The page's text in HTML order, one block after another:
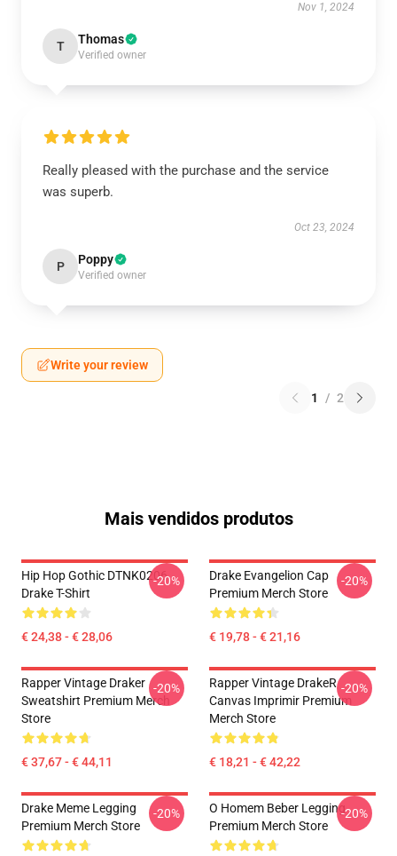
Nov 1, 2024
T Thomas
Verified owner
Really pleased with the purchase and the service
was superb.
Oct 23, 2024
P Poppy
Verified owner
Write your review
1 / 2
Mais vendidos produtos
Hip Hop Gothic DTNK0206
Drake T-Shirt
€ 24,38 - € 28,06
-20%
Drake Evangelion Cap
Premium Merch Store
€ 19,78 - € 21,16
-20%
Rapper Vintage Draker
Sweatshirt Premium Merch
Store
€ 37,67 - € 44,11
-20%
Rapper Vintage DrakeR
Canvas Imprimir Premium
Merch Store
€ 18,21 - € 42,22
-20%
Drake Meme Legging
Premium Merch Store
-20%
O Homem Beber Legging
Premium Merch Store
-20%